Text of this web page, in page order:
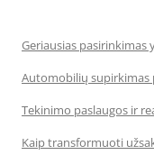
Geriausias pasirinkimas
Automobilių supirkimas
Tekinimo paslaugos ir
Kaip transformuoti